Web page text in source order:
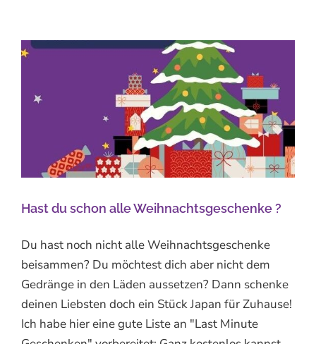
Hast du schon alle Weihnachtsgeschenke ?
Du hast noch nicht alle Weihnachtsgeschenke
beisammen? Du möchtest dich aber nicht dem
Gedränge in den Läden aussetzen? Dann schenke
deinen Liebsten doch ein Stück Japan für Zuhause!
Ich habe hier eine gute Liste an "Last Minute